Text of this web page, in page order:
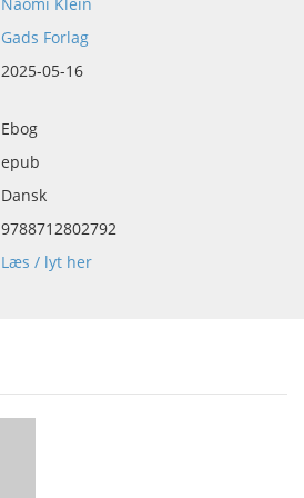
Gads Forlag
2025-05-16
Ebog
epub
Dansk
9788712802792
Læs / lyt her